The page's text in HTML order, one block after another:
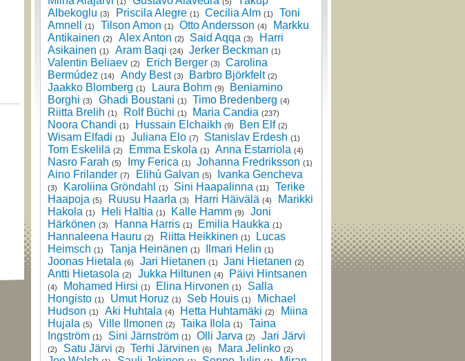
Albekoglu (3) Priscila Alegre (1) Cecilia Alm (1)
Toni
Amnell
(1) Tilson Amon (1) Otto Andersson (4)
Markku
Antikainen (2) Alex Anton (2) Said Aqqa (3)
Harri
Asikainen (1) Aram Baqi (24) Jerker Beckman (1)
Valentin Beliaev (2) Erich Berger (3)
Carolina
Bermúdez (14) Andy Best (3) Barbro Björkfelt (2)
Jaakko Blomberg (1) Laura Bohm (9)
Beniamino
Borghi (3) Ghadi Boustani (1) Timo Bredenberg (4)
Riitta Brelih (1) Rolf Büchi (1) Maria Candia (237)
Noora Chandi (1) Hussain Elchaikh (9) Ben Elf (2)
Wisam Elfadi (1) Juliana Elo (7) Stanislav Erdesh (1)
Tom Eskelilä (2) Emma Eskola (1) Anna Estarriola (4)
Nasro Farah (5) Imy Ferica (1) Johanna Fredriksson (1)
Aino Frilander (7) Elihú Galvan (5) Ivanka Gencheva
(3) Karoliina Gröndahl (1) Sini Haapalinna (11)
Terike
Haapoja (5) Ruusu Haarla (3) Harri Häivälä (4)
Marikki
Hakola (1) Heli Haltia (1) Kalle Hamm (9)
Joni
Härkönen (3) Hanna Harris (1) Emilia Haukka (1)
Hannaleena Hauru (2) Riitta Heikkinen (1)
Lucas
Heimsch (1) Tanja Heinänen (1) Ilmari Helin (1)
Joonas Hietala (6) Jari Hietanen (1) Jani Hietanen (2)
Antti Hietasola (2) Jukka Hiltunen (4) Päivi Hintsanen
(4) Mohamed Hirsi (1) Elina Hirvonen (1)
Salla
Hongisto (1) Umut Horuz (1) Seb Houis (1)
Michael
Hudson (1) Aki Huhtala (4) Hetta Huhtamäki (2)
Miina
Hujala (5) Ville Ilmonen (2) Taika Ilola (1)
Taina
Ingström (1) Sini Järnström (1) Olli Jarva (2) Jari Järvi
(2) Satu Järvi (2) Terhi Järvinen (6) Mara Jelinko (2)